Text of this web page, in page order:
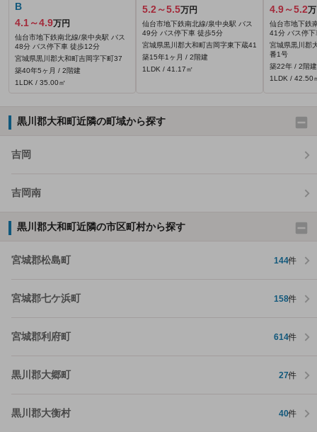
B
4.1～4.9万円
仙台市地下鉄南北線/泉中央駅 バス
48分 バス停下車 徒歩12分
宮城県黒川郡大和町吉岡字下町37
築40年5ヶ月 / 2階建
1LDK / 35.00㎡
5.2～5.5万円
仙台市地下鉄南北線/泉中央駅 バス
49分 バス停下車 徒歩5分
宮城県黒川郡大和町吉岡字東下蔵41
築15年1ヶ月 / 2階建
1LDK / 41.17㎡
4.9～5.2
仙台市地下鉄
41分 バス停
宮城県黒川郡
番1号
築22年 / 2階建
1LDK / 42.50
黒川郡大和町近隣の町域から探す
吉岡
吉岡南
黒川郡大和町近隣の市区町村から探す
宮城郡松島町 144件
宮城郡七ケ浜町 158件
宮城郡利府町 614件
黒川郡大郷町 27件
黒川郡大衡村 40件